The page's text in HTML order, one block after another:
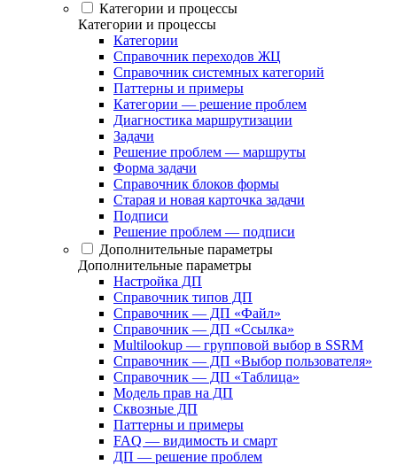
Категории и процессы
Категории и процессы
Категории
Справочник переходов ЖЦ
Справочник системных категорий
Паттерны и примеры
Категории — решение проблем
Диагностика маршрутизации
Задачи
Решение проблем — маршруты
Форма задачи
Справочник блоков формы
Старая и новая карточка задачи
Подписи
Решение проблем — подписи
Дополнительные параметры
Дополнительные параметры
Настройка ДП
Справочник типов ДП
Справочник — ДП «Файл»
Справочник — ДП «Ссылка»
Multilookup — групповой выбор в SSRM
Справочник — ДП «Выбор пользователя»
Справочник — ДП «Таблица»
Модель прав на ДП
Сквозные ДП
Паттерны и примеры
FAQ — видимость и смарт
ДП — решение проблем